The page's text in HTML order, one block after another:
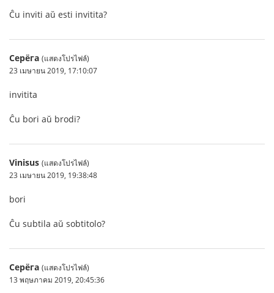
Ĉu inviti aŭ esti invitita?
Серёга (แสดงโปรไฟล์)
23 เมษายน 2019, 17:10:07
invitita
Ĉu bori aŭ brodi?
Vinisus (แสดงโปรไฟล์)
23 เมษายน 2019, 19:38:48
bori
Ĉu subtila aŭ sobtitolo?
Серёга (แสดงโปรไฟล์)
13 พฤษภาคม 2019, 20:45:36